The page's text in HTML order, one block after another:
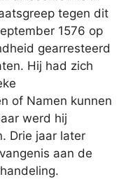
tegen dit
1576 op
gearresteerd
Hij had zich
of Namen kunnen
werd hij
Drie jaar later
aan de